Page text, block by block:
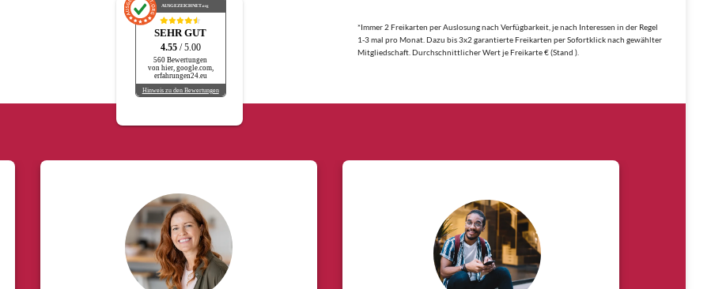
AUSGEZEICHNET.org
SEHR GUT
4.55 / 5.00
560 Bewertungen
von hier, google.com,
erfahrungen24.eu
Hinweis zu den Bewertungen
*Immer 2 Freikarten per Auslosung nach Verfügbarkeit, je nach Interessen in der Regel
1-3 mal pro Monat. Dazu bis 3x2 garantierte Freikarten per Sofortklick nach gewählter
Mitgliedschaft. Durchschnittlicher Wert je Freikarte € (Stand ).